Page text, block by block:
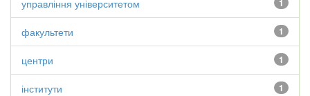
1
управління університетом
1
факультети
1
центри
1
інститути